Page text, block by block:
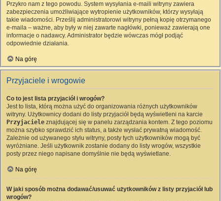
Przykro nam z tego powodu. System wysyłania e-maili witryny zawiera
zabezpieczenia umożliwiające wytropienie użytkowników, którzy wysyłają
takie wiadomości. Prześlij administratorowi witryny pełną kopię otrzymanego
e-maila – ważne, aby były w niej zawarte nagłówki, ponieważ zawierają one
informacje o nadawcy. Administrator będzie wówczas mógł podjąć
odpowiednie działania.
Na górę
Przyjaciele i wrogowie
Co to jest lista przyjaciół i wrogów?
Jest to lista, którą można użyć do organizowania różnych użytkowników
witryny. Użytkownicy dodani do listy przyjaciół będą wyświetleni na karcie
Przyjaciele znajdującej się w panelu zarządzania kontem. Z tego poziomu
można szybko sprawdzić ich status, a także wysłać prywatną wiadomość.
Zależnie od używanego stylu witryny, posty tych użytkowników mogą być
wyróżniane. Jeśli użytkownik zostanie dodany do listy wrogów, wszystkie
posty przez niego napisane domyślnie nie będą wyświetlane.
Na górę
W jaki sposób można dodawać/usuwać użytkowników z listy przyjaciół lub
wrogów?